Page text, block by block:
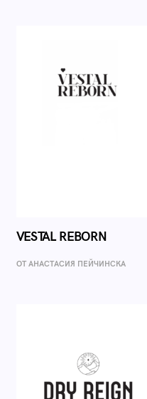
VESTAL REBORN
ОТ AНАСТАСИЯ ПЕЙЧИНСКА